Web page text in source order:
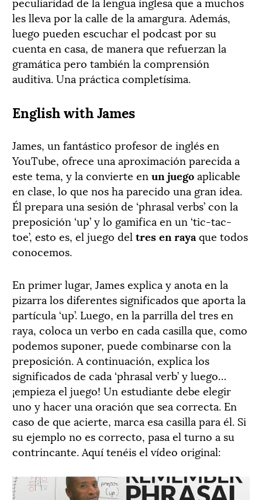
les lleva por la calle de la amargura. Además,
luego pueden escuchar el podcast por su
cuenta en casa, de manera que refuerzan la
gramática pero también la comprensión
auditiva. Una práctica completísima.
English with James
James, un fantástico profesor de inglés en
YouTube, ofrece una aproximación parecida a
este tema, y la convierte en un juegoaplicable
en clase, lo que nos ha parecido una gran idea.
Él prepara una sesión de ‘phrasal verbs’ con la
preposición ‘up’ y lo gamifica en un ‘tic-tac-
toe’, esto es, el juego del tres en raya que todos
conocemos.
En primer lugar, James explica y anota en la
pizarra los diferentes significados que aporta la
partícula ‘up’. Luego, en la parrilla del tres en
raya, coloca un verbo en cada casilla que, como
podemos suponer, puede combinarse con la
preposición. A continuación, explica los
significados de cada ‘phrasal verb’ y luego…
¡empieza el juego! Un estudiante debe elegir
uno y hacer una oración que sea correcta. En
caso de que acierte, marca esa casilla para él. Si
su ejemplo no es correcto, pasa el turno a su
contrincante. Aquí tenéis el vídeo original: